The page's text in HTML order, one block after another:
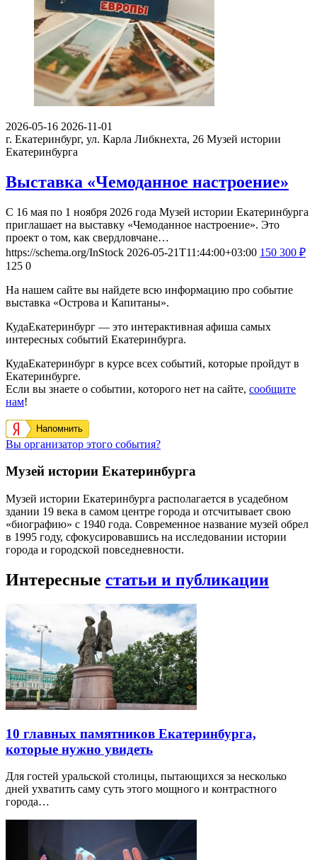
2026-05-16 2026-11-01
г. Екатеринбург, ул. Карла Либкнехта, 26 Музей истории
Екатеринбурга
Выставка «Чемоданное настроение»
С 16 мая по 1 ноября 2026 года Музей истории Екатеринбурга
приглашает на выставку «Чемоданное настроение». Это
проект о том, как свердловчане…
https://schema.org/InStock 2026-05-21T11:44:00+03:00 150 300 ₽
125 0
На нашем сайте вы найдете всю информацию про событие
выставка «Острова и Капитаны».
КудаЕкатеринбург — это интерактивная афиша самых
интересных событий Екатеринбурга.
КудаЕкатеринбург в курсе всех событий, которые пройдут в
Екатеринбурге.
Если вы знаете о событии, которого нет на сайте, сообщите
нам!
Напомнить
Вы организатор этого события?
Музей истории Екатеринбурга
Музей истории Екатеринбурга располагается в усадебном
здании 19 века в самом центре города и отсчитывает свою
«биографию» с 1940 года. Современное название музей обрел
в 1995 году, сфокусировавшись на исследовании истории
города и городской повседневности.
Интересные статьи и публикации
10 главных памятников Екатеринбурга,
которые нужно увидеть
Для гостей уральской столицы, пытающихся за несколько
дней ухватить саму суть этого мощного и контрастного
города…